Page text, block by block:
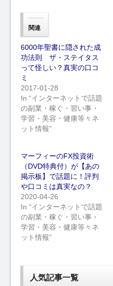
関連
6000年聖書に隠された成
功法則 ザ・ステイタス
って怪しい？真実の口コ
ミ
2017-01-28
In “インターネットで話題
の副業・稼ぐ・習い事・
学習・美容・健康等々ネ
ット情報”
マーフィーのFX投資術
（DVD特典付）が【あの
掲示板】で話題に！評判
や口コミは真実なの？
2020-04-26
In “インターネットで話題
の副業・稼ぐ・習い事・
学習・美容・健康等々ネ
ット情報”
人気記事一覧